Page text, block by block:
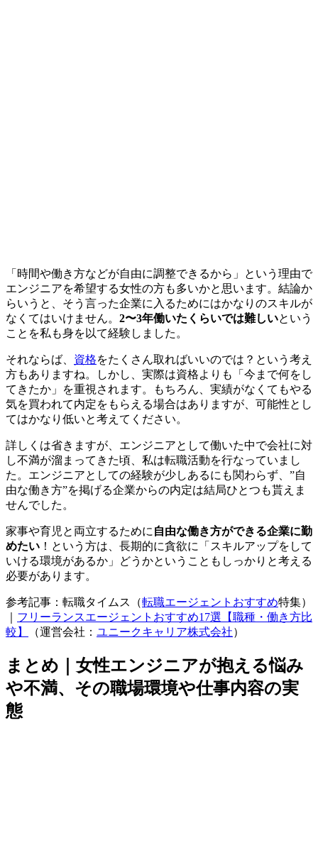
「時間や働き方などが自由に調整できるから」という理由で
エンジニアを希望する女性の方も多いかと思います。結論か
らいうと、そう言った企業に入るためにはかなりのスキルが
なくてはいけません。 2〜3年働いたくらいでは難しいという
ことを私も身を以て経験しました。
それならば、 資格をたくさん取ればいいのでは？という考え
方もありますね。しかし、実際は資格よりも「今まで何をし
てきたか」を重視 されます。もちろん、実績がなくてもやる
気を買われて内定をもらえる場合はありますが、可能性とし
てはかなり低いと考えてください。
詳しくは省きますが、エンジニアとして働いた中で会社に対
し不満が溜まってきた頃、私は転職活動を行なっていまし
た。エンジニアとしての経験が少しあるにも関わらず、”自
由な働き方”を掲げる企業からの内定は結局ひとつも貰えま
せんでした。
家事や育児と両立するために 自由な働き方ができる企業に勤
めたい ！という方は、長期的に貪欲に「スキルアップをして
いける環境があるか」どうかということもしっかりと考える
必要があります。
参考記事：転職タイムス（転職エージェントおすすめ特集）
フリーランスエージェントおすすめ17選【職種・働き方比
較】
（運営会社： ユニークキャリア株式会社）
まとめ｜女性エンジニアが抱える悩み
や不満、その職場環境や仕事内容の実
態